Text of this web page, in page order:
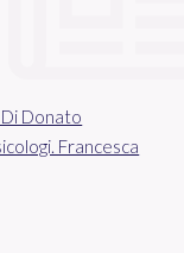
Donato
Francesca